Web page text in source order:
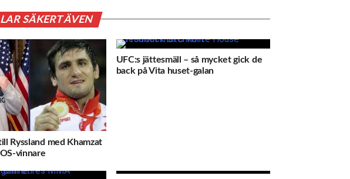
SÄKERT ÄVEN
Ryssland med Khamzat
vinnare
UFC:s jättesmäll – så mycket gick de
back på Vita huset-galan